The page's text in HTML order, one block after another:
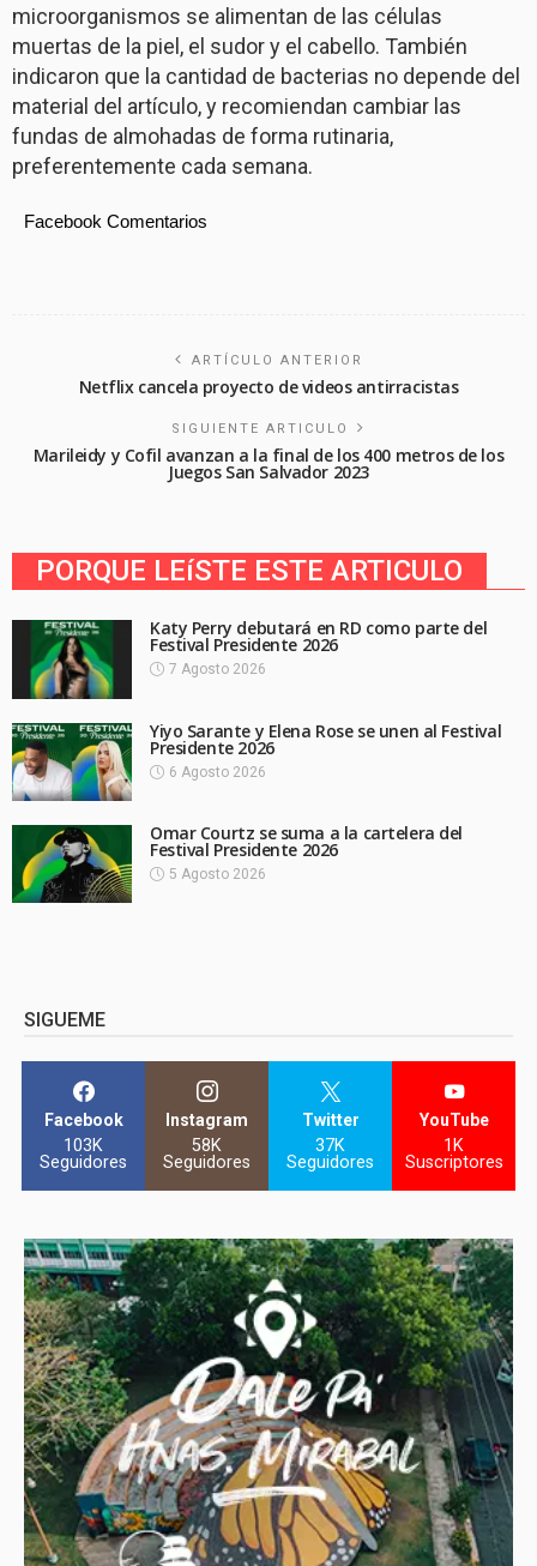
microorganismos se alimentan de las células
muertas de la piel, el sudor y el cabello. También
indicaron que la cantidad de bacterias no depende del
material del artículo, y recomiendan cambiar las
fundas de almohadas de forma rutinaria,
preferentemente cada semana.
Facebook Comentarios
ARTÍCULO ANTERIOR
Netflix cancela proyecto de videos antirracistas
SIGUIENTE ARTICULO
Marileidy y Cofil avanzan a la final de los 400 metros de los
Juegos San Salvador 2023
PORQUE LEíSTE ESTE ARTICULO
Katy Perry debutará en RD como parte del
Festival Presidente 2026
7 Agosto 2026
Yiyo Sarante y Elena Rose se unen al Festival
Presidente 2026
6 Agosto 2026
Omar Courtz se suma a la cartelera del
Festival Presidente 2026
5 Agosto 2026
SIGUEME
Facebook
103K
Seguidores
Instagram
58K
Seguidores
Twitter
37K
Seguidores
YouTube
1K
Suscriptores